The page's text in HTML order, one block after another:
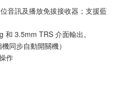
音訊及播放免拔接收器；支援藍
和 3.5mm TRS 介面輸出。
同步自動開關機）
作